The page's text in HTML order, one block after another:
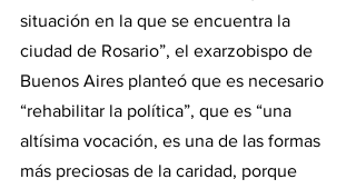
situación en la que se encuentra la
ciudad de Rosario”, el exarzobispo de
Buenos Aires planteó que es necesario
“rehabilitar la política”, que es “una
altísima vocación, es una de las formas
más preciosas de la caridad, porque